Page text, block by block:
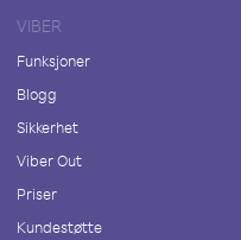
VIBER
Funksjoner
Blogg
Sikkerhet
Viber Out
Priser
Kundestøtte